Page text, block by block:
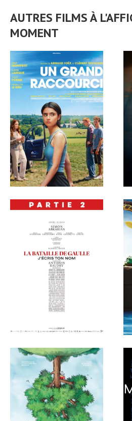
AUTRES FILMS À
MOMENT